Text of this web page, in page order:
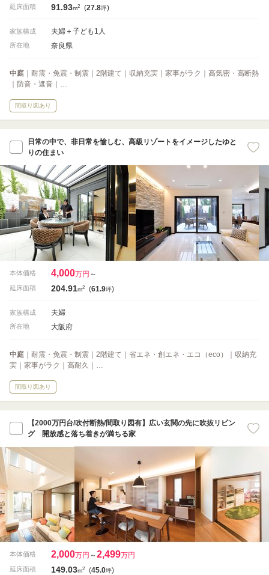
延床面積 91.93m2 (27.8坪)
家族構成 夫婦＋子ども1人
所在地 奈良県
中庭 ｜耐震・免震・制震｜2階建て｜収納充実｜家事がラク｜高気密・高断熱
｜防音・遮音｜…
間取り図あり
日常の中で、非日常を愉しむ、高級リゾートをイメージしたゆと
りの住まい
本体価格 4,000万円 ～
延床面積 204.91m2 (61.9坪)
家族構成 夫婦
所在地 大阪府
中庭 ｜耐震・免震・制震｜2階建て｜省エネ・創エネ・エコ（eco）｜収納充
実｜家事がラク｜高耐久｜…
間取り図あり
【2000万円台/吹付断熱/間取り図有】広い玄関の先に吹抜リビン
グ 開放感と落ち着きが満ちる家
本体価格 2,000万円 ～2,499万円
延床面積 149.03m2 (45.0坪)